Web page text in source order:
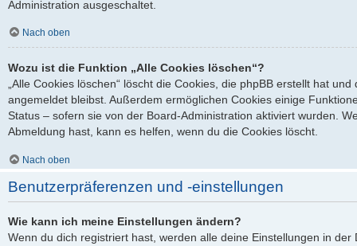
Administration ausgeschaltet.
Nach oben
Wozu ist die Funktion „Alle Cookies löschen“?
„Alle Cookies löschen“ löscht die Cookies, die phpBB erstellt hat
angemeldet bleibst. Außerdem ermöglichen Cookies einige
Status – sofern sie von der Board-Administration aktiviert wurden.
Abmeldung hast, kann es helfen, wenn du die Cookies löscht.
Nach oben
Benutzerpräferenzen und -einstellungen
Wie kann ich meine Einstellungen ändern?
Wenn du dich registriert hast, werden alle deine Einstellungen in